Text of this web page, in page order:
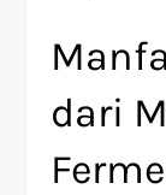
dari